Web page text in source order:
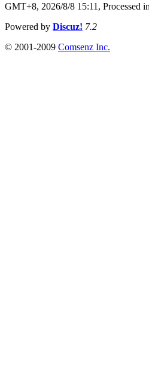
GMT+8, 2026/8/8 15:11, Processed
Powered by Discuz! 7.2
© 2001-2009 Comsenz Inc.